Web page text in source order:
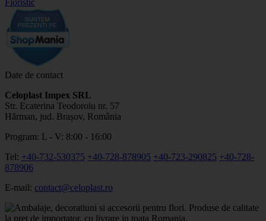
Date de contact
Celoplast Impex SRL
Str. Ecaterina Teodoroiu nr. 57
Hărman, jud. Brașov, România
Program: L - V: 8:00 - 16:00
Tel: +40-732-530375 +40-728-878905 +40-723-290825 +40-728-
878906
E-mail: contact@celoplast.ro